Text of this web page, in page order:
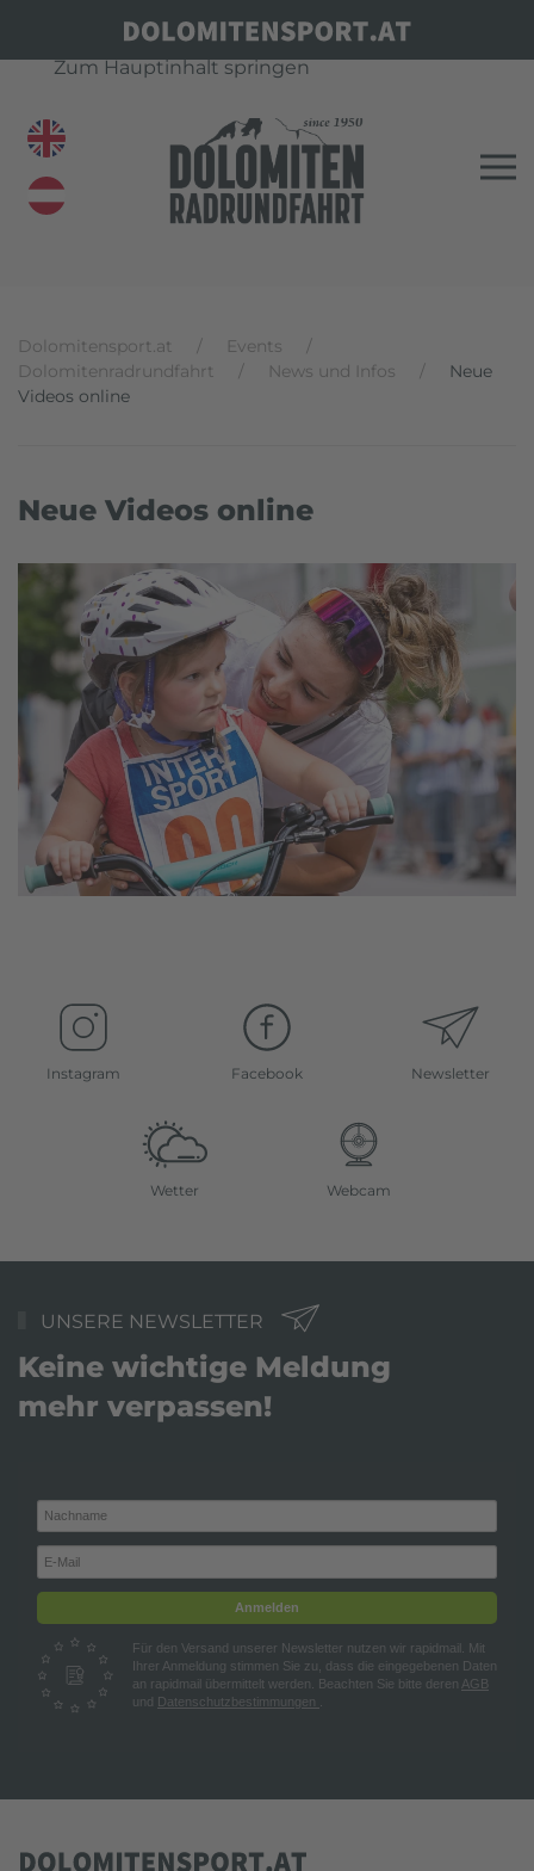
Zum Hauptinhalt springen
Dolomitensport.at
Events
Dolomitenradrundfahrt
News und Infos
Neue
Videos online
Neue Videos online
Instagram Facebook Newsletter
Wetter Webcam
UNSERE NEWSLETTER
Keine wichtige Meldung
mehr verpassen!
Anmelden
Für den Versand unserer Newsletter nutzen wir rapidmail. Mit
Ihrer Anmeldung stimmen Sie zu, dass die eingegebenen Daten
an rapidmail übermittelt werden. Beachten Sie bitte deren AGB
und Datenschutzbestimmungen